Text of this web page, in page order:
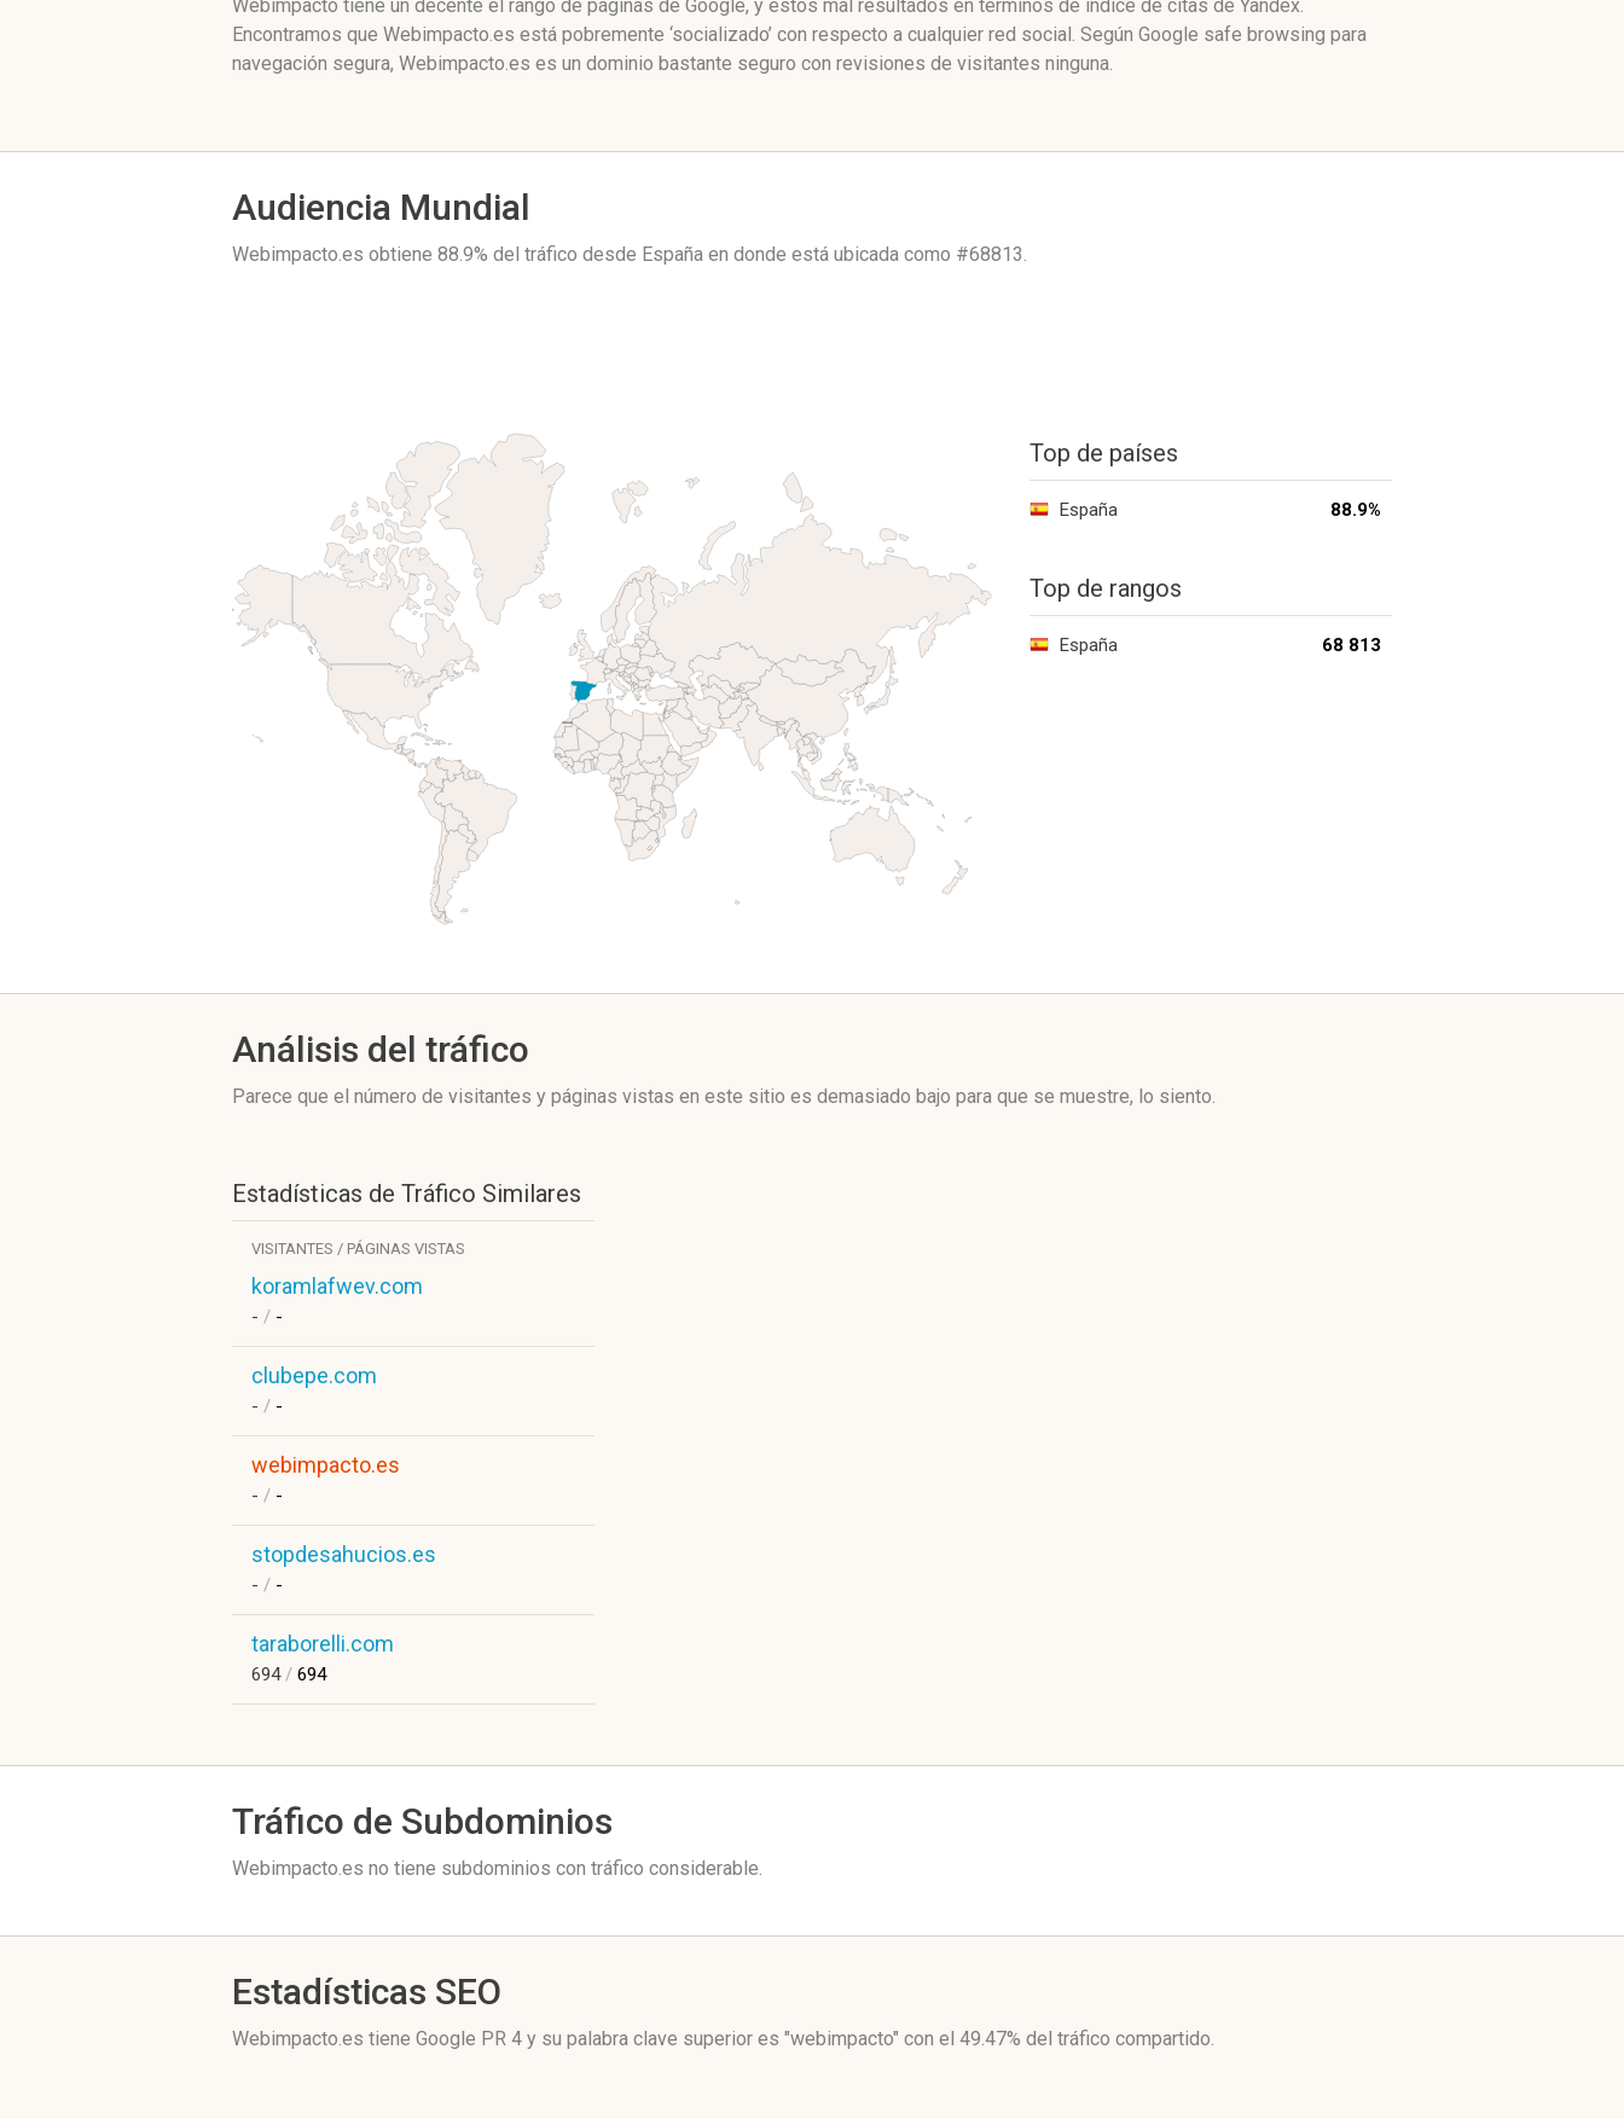
Webimpacto tiene un decente el rango de páginas de Google, y estos mal resultados en términos de índice de citas de Yandex.
Encontramos que Webimpacto.es está pobremente ‘socializado’ con respecto a cualquier red social. Según Google safe browsing para
navegación segura, Webimpacto.es es un dominio bastante seguro con revisiones de visitantes ninguna.
Audiencia Mundial
Webimpacto.es obtiene 88.9% del tráfico desde España en donde está ubicada como #68813.
Top de países
España 88.9%
Top de rangos
España 68 813
Análisis del tráfico
Parece que el número de visitantes y páginas vistas en este sitio es demasiado bajo para que se muestre, lo siento.
Estadísticas de Tráfico Similares
VISITANTES / PÁGINAS VISTAS
koramlafwev.com
- / -
clubepe.com
- / -
webimpacto.es
- / -
stopdesahucios.es
- / -
taraborelli.com
694/ 694
Tráfico de Subdominios
Webimpacto.es no tiene subdominios con tráfico considerable.
Estadísticas SEO
Webimpacto.es tiene Google PR 4 y su palabra clave superior es "webimpacto" con el 49.47% del tráfico compartido.